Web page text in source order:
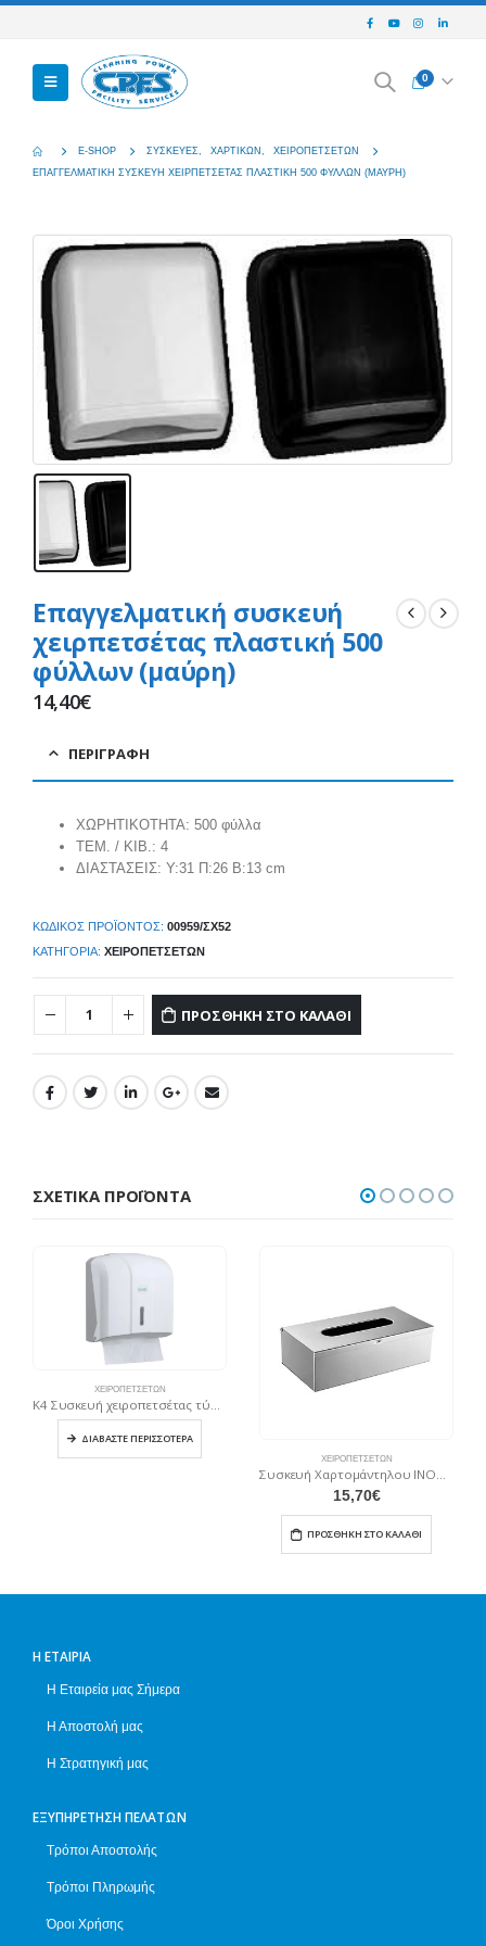
0
E-SHOP ΣΥΣΚΕΥΈΣ ΧΑΡΤΙΚΏΝ
ΧΕΙΡΟΠΕΤΣΈΤΩΝ
ΕΠΑΓΓΕΛΜΑΤΙΚΉ ΣΥΣΚΕΥΉ ΧΕΙΡΠΕΤΣΈΤΑΣ ΠΛΑΣΤΙΚΉ 500 ΦΎΛΛΩΝ (ΜΑΎΡΗ)
Επαγγελματική συσκευή
χειρπετσέτας πλαστική 500
φύλλων (μαύρη)
14,40€
ΠΕΡΙΓΡΑΦΉ
ΧΩΡΗΤΙΚΟΤΗΤΑ: 500 φύλλα
ΤΕΜ. / ΚΙΒ.: 4
ΔΙΑΣΤΑΣΕΙΣ: Υ:31 Π:26 Β:13 cm
ΚΩΔΙΚΌΣ ΠΡΟΪΌΝΤΟΣ: 00959/ΣΧ52
ΚΑΤΗΓΟΡΊΑ: ΧΕΙΡΟΠΕΤΣΈΤΩΝ
ΠΡΟΣΘΉΚΗ ΣΤΟ ΚΑΛΆΘΙ
ΣΧΕΤΙΚΆ ΠΡΟΪΌΝΤΑ
ΧΕΙΡΟΠΕΤΣΈΤΩΝ
K4 Συσκευή χειροπετσέτας τύπου C & V, 300 φύλλων – Λευκή
ΔΙΑΒΆΣΤΕ ΠΕΡΙΣΣΌΤΕΡΑ
ΧΕΙΡΟΠΕΤΣΈΤΩΝ
Συσκευή Χαρτομάντηλου INOX (γυαλιστερή)
15,70€
ΠΡΟΣΘΉΚΗ ΣΤΟ ΚΑΛΆΘΙ
Η ΕΤΑΙΡΊΑ
Η Εταιρεία μας Σήμερα
Η Αποστολή μας
Η Στρατηγική μας
ΕΞΥΠΗΡΈΤΗΣΗ ΠΕΛΑΤΏΝ
Τρόποι Αποστολής
Τρόποι Πληρωμής
Όροι Χρήσης